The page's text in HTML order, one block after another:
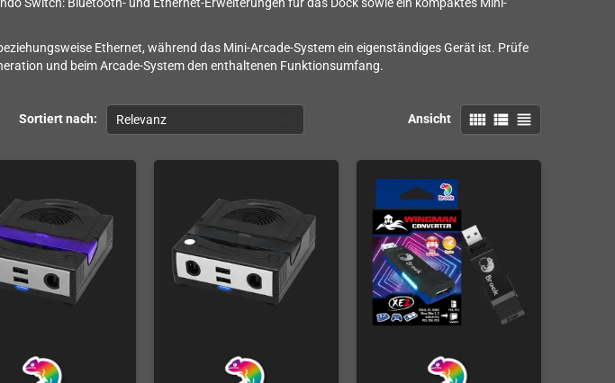
Switch: Bluetooth- und Ethernet-Erweiterungen für das Dock sowie ein kompaktes Mini-
Ethernet, während das Mini-Arcade-System ein eigenständiges Gerät ist. Prüfe
und beim Arcade-System den enthaltenen Funktionsumfang.
Sortiert nach: Relevanz Ansicht view_comfy view_list view_headline